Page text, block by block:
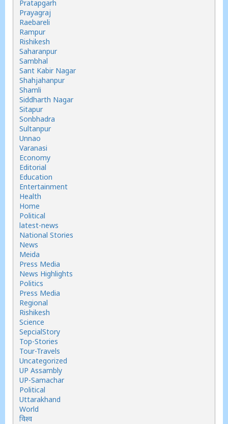
Pratapgarh
Prayagraj
Raebareli
Rampur
Rishikesh
Saharanpur
Sambhal
Sant Kabir Nagar
Shahjahanpur
Shamli
Siddharth Nagar
Sitapur
Sonbhadra
Sultanpur
Unnao
Varanasi
Economy
Editorial
Education
Entertainment
Health
Home
Political
latest-news
National Stories
News
Meida
Press Media
News Highlights
Politics
Press Media
Regional
Rishikesh
Science
SepcialStory
Top-Stories
Tour-Travels
Uncategorized
UP Assambly
UP-Samachar
Political
Uttarakhand
World
विश्व